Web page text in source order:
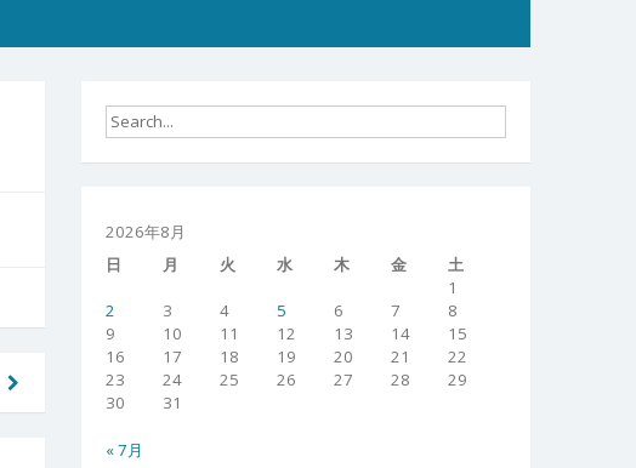
2026年8月
日
月 火 水 木 金
土
1
2
3 4 5 6 7
8
9
10 11 12 13 14
15
16
17 18 19 20 21
22
23
24 25 26 27 28
29
30
31
« 7月